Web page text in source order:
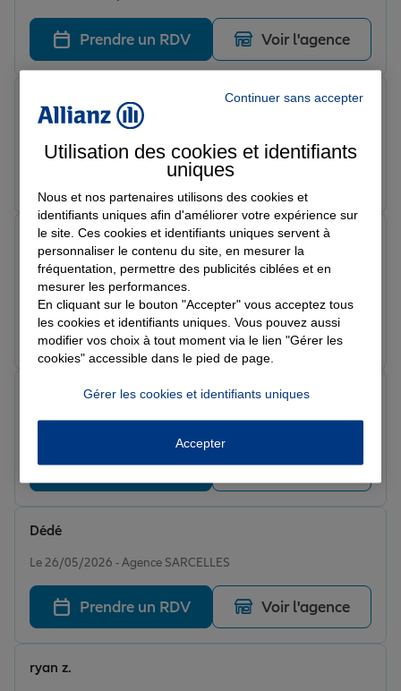
Prendre un RDV Voir l'agence
Note de 5 sur 5
Le 28/05/2026 - Agence SARCELLES
Prendre un RDV
Note de 5 sur 5
Le 28/05/2026 - Agence SARCELLES
Meilleur assurance
Sharon T.
Prendre un RDV Voir l'agence
Le 26/05/2026 - Agence SARCELLES
Prendre un RDV Voir l'agence
Le 26/05/2026 - Agence SARCELLES
Dédé
Prendre un RDV Voir l'agence
ryan z.
Continuer sans accepter
Utilisation des cookies et identifiants
uniques
Nous et nos partenaires utilisons des cookies et
identifiants uniques afin d'améliorer votre expérience sur
le site. Ces cookies et identifiants uniques servent à
personnaliser le contenu du site, en mesurer la
fréquentation, permettre des publicités ciblées et en
mesurer les performances.
En cliquant sur le bouton "Accepter" vous acceptez tous
les cookies et identifiants uniques. Vous pouvez aussi
modifier vos choix à tout moment via le lien "Gérer les
cookies" accessible dans le pied de page.
Gérer les cookies et identifiants uniques
Accepter